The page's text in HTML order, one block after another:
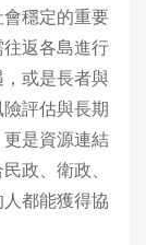
穩定的重要
返各島進行
或是長者與
評估與長期
是資源連結
政、衛政、
都能獲得協